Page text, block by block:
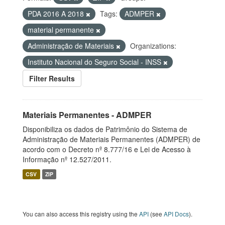
PDA 2016 A 2018
Tags:
ADMPER
material permanente
Administração de Materiais
Organizations:
Instituto Nacional do Seguro Social - INSS
Filter Results
Materiais Permanentes - ADMPER
Disponibiliza os dados de Patrimônio do Sistema de
Administração de Materiais Permanentes (ADMPER) de
acordo com o Decreto nº 8.777/16 e Lei de Acesso à
Informação nº 12.527/2011.
CSV ZIP
You can also access this registry using the API (see API Docs).